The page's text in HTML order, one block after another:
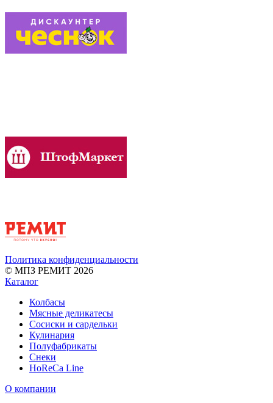
Политика конфиденциальности
© МПЗ РЕМИТ 2026
Каталог
Колбасы
Мясные деликатесы
Сосиски и сардельки
Кулинария
Полуфабрикаты
Снеки
HoReCa Line
О компании